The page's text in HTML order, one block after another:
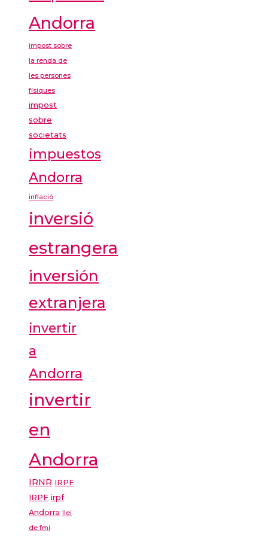
Andorra
impost sobre
la renda de
les persones
físiques
impost
sobre
societats
impuestos
Andorra
inflació
inversió
estrangera
inversión
extranjera
invertir
a
Andorra
invertir
en
Andorra
IRNR IRPF
IRPF irpf
Andorra
llei
de fmi